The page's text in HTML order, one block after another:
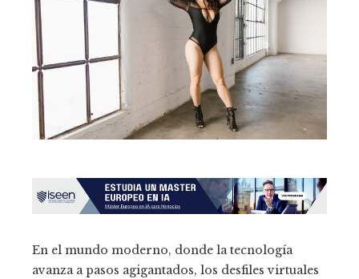
En el mundo moderno, donde la tecnología
avanza a pasos agigantados, los desfiles virtuales